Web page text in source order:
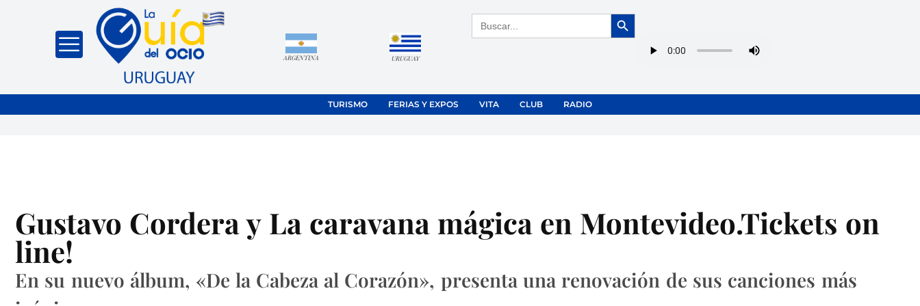
ARGENTINA URUGUAY
Buscar: Botón de búsqueda
TURISMO FERIAS Y EXPOS VITA CLUB RADIO
Gustavo Cordera y La caravana mágica en Montevideo.Tickets on
line!
En su nuevo álbum, «De la Cabeza al Corazón», presenta una renovación de sus canciones más